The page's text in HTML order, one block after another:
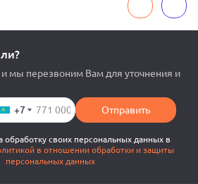
мы перезвоним Вам для уточнения и
+7 Отправить
обработку своих персональных данных в
в отношении обработки и защиты
персональных данных